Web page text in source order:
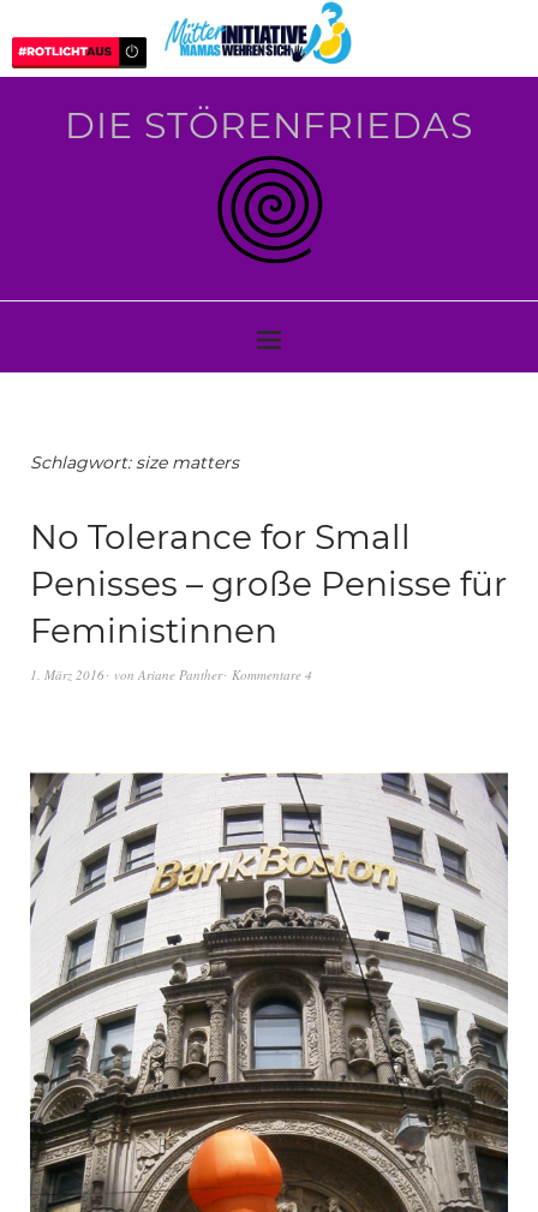
DIE STÖRENFRIEDAS
Schlagwort:size matters
No Tolerance for Small
Penisses – große Penisse für
Feministinnen
1. März 2016 von Ariane Panther Kommentare 4